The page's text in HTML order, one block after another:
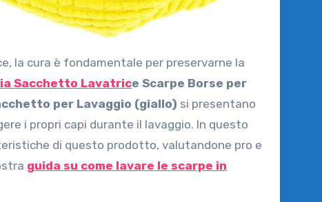
Sacchetto Lavatrice Scarpe Borse per
per Lavaggio (giallo) si presentano
i propri capi durante il lavaggio. In questo
di questo prodotto, valutandone pro e
guida su come lavare le scarpe in